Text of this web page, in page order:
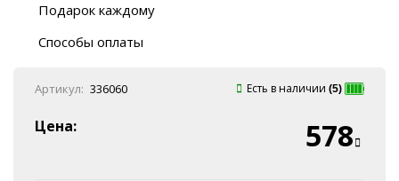
Автобусы (по ЮФО)
“BlaBlaCar” (по ЮФО)
Подарок каждому
Способы оплаты
Наличные
Эквайринг
Артикул: 336060 Есть в наличии (5)
Цена: 578